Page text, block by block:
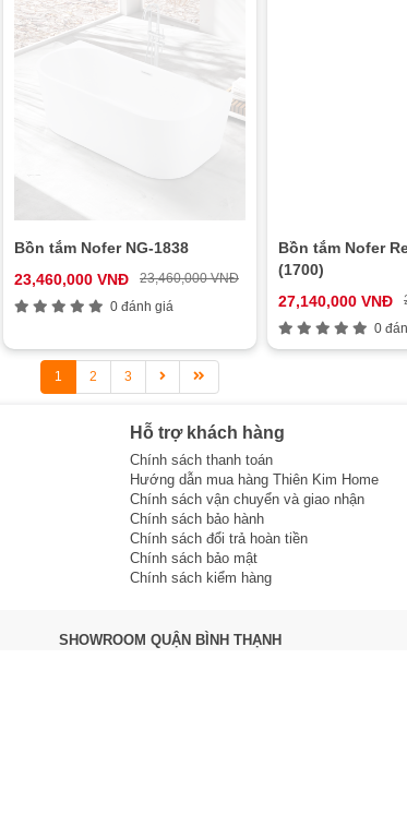
Bồn tắm Nofer NG-1838
23,460,000 VNĐ
23,460,000 VNĐ
0 đánh giá
Bồn tắm Nofer
(1700)
27,140,000 VNĐ
0
1 2 3
Hỗ trợ khách hàng
Chính sách thanh toán
Hướng dẫn mua hàng Thiên Kim Home
Chính sách vận chuyển và giao nhận
Chính sách bảo hành
Chính sách đổi trả hoàn tiền
Chính sách bảo mật
Chính sách kiểm hàng
SHOWROOM QUẬN BÌNH THẠNH